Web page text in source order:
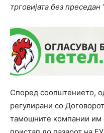
трговијата без преседан
Според соопштението,
регулирани со
тамошните компании им